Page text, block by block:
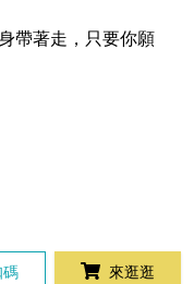
帶著走，只要你願
來逛逛